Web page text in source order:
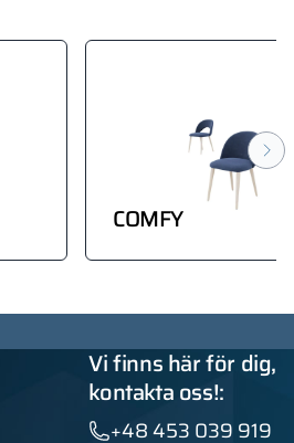
COMFY
Vi finns här för dig,
kontakta oss!:
+48 453 039 919